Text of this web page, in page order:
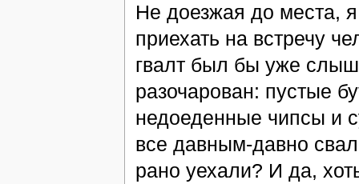
Не доезжая до места,
приехать на встречу
гвалт был бы уже
разочарован: пустые
недоеденные чипсы и
все давным-давно
рано уехали? И да,